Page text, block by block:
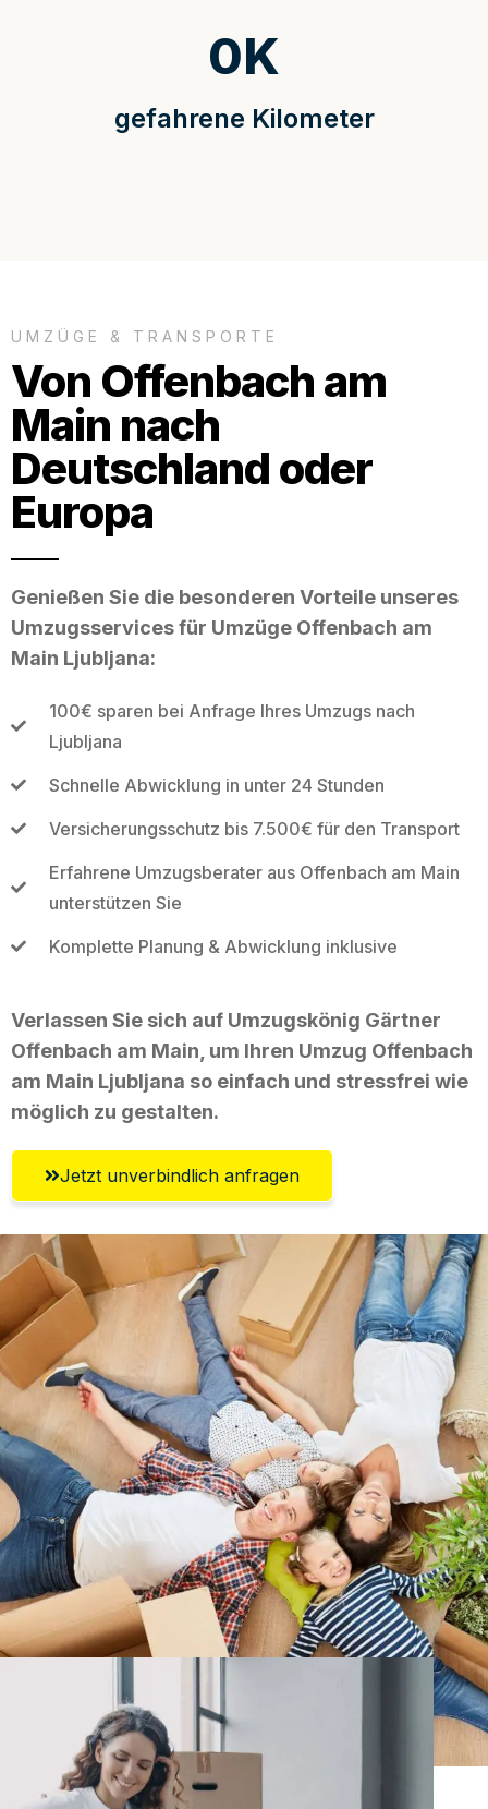
gefahrene Kilometer
0K
UMZÜGE & TRANSPORTE
Von Offenbach am
Main nach
Deutschland oder
Europa
Genießen Sie die besonderen Vorteile unseres
Umzugsservices für Umzüge Offenbach am
Main Ljubljana:
100€ sparen bei Anfrage Ihres Umzugs nach
Ljubljana
Schnelle Abwicklung in unter 24 Stunden
Versicherungsschutz bis 7.500€ für den Transport
Erfahrene Umzugsberater aus Offenbach am Main
unterstützen Sie
Komplette Planung & Abwicklung inklusive
Verlassen Sie sich auf Umzugskönig Gärtner
Offenbach am Main, um Ihren Umzug Offenbach
am Main Ljubljana so einfach und stressfrei wie
möglich zu gestalten.
Jetzt unverbindlich anfragen